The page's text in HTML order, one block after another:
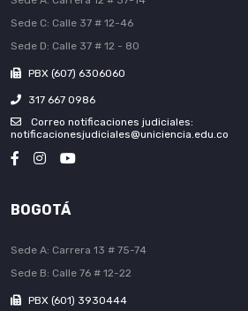
Sede C: Calle 37 # 12-46
Sede D: Calle 37 # 12 - 80
PBX (607) 6306060
317 667 0986
Correo notificaciones judiciales:
notificacionesjudiciales@uniciencia.edu.co
BOGOTÁ
Sede A: Carrera 13 # 75-74
Sede B: Calle 76 # 12-22
PBX (601) 3930444